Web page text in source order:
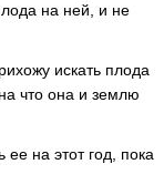
на ней, и не
искать плода
что она и землю
ее на этот год, пока